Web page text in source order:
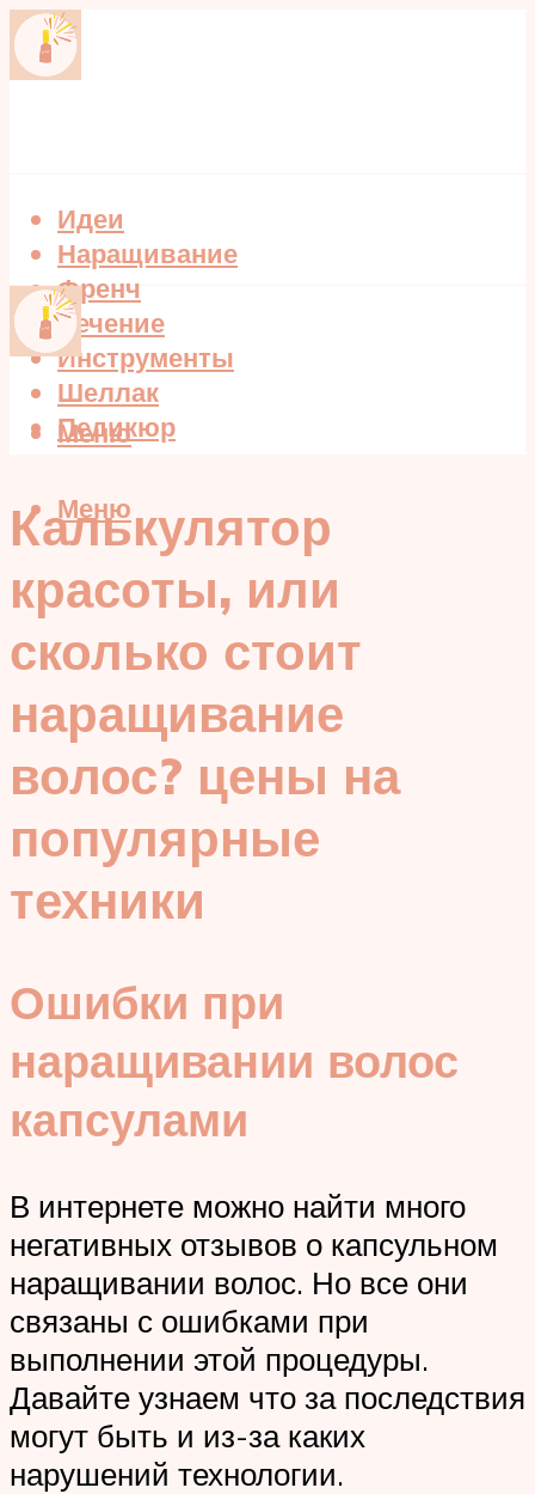
Идеи
Наращивание
Френч
Лечение
Инструменты
Шеллак
Педикюр
Меню
Меню
Калькулятор
красоты, или
сколько стоит
наращивание
волос? цены на
популярные
техники
Ошибки при
наращивании волос
капсулами
В интернете можно найти много
негативных отзывов о капсульном
наращивании волос. Но все они
связаны с ошибками при
выполнении этой процедуры.
Давайте узнаем что за последствия
могут быть и из-за каких
нарушений технологии.